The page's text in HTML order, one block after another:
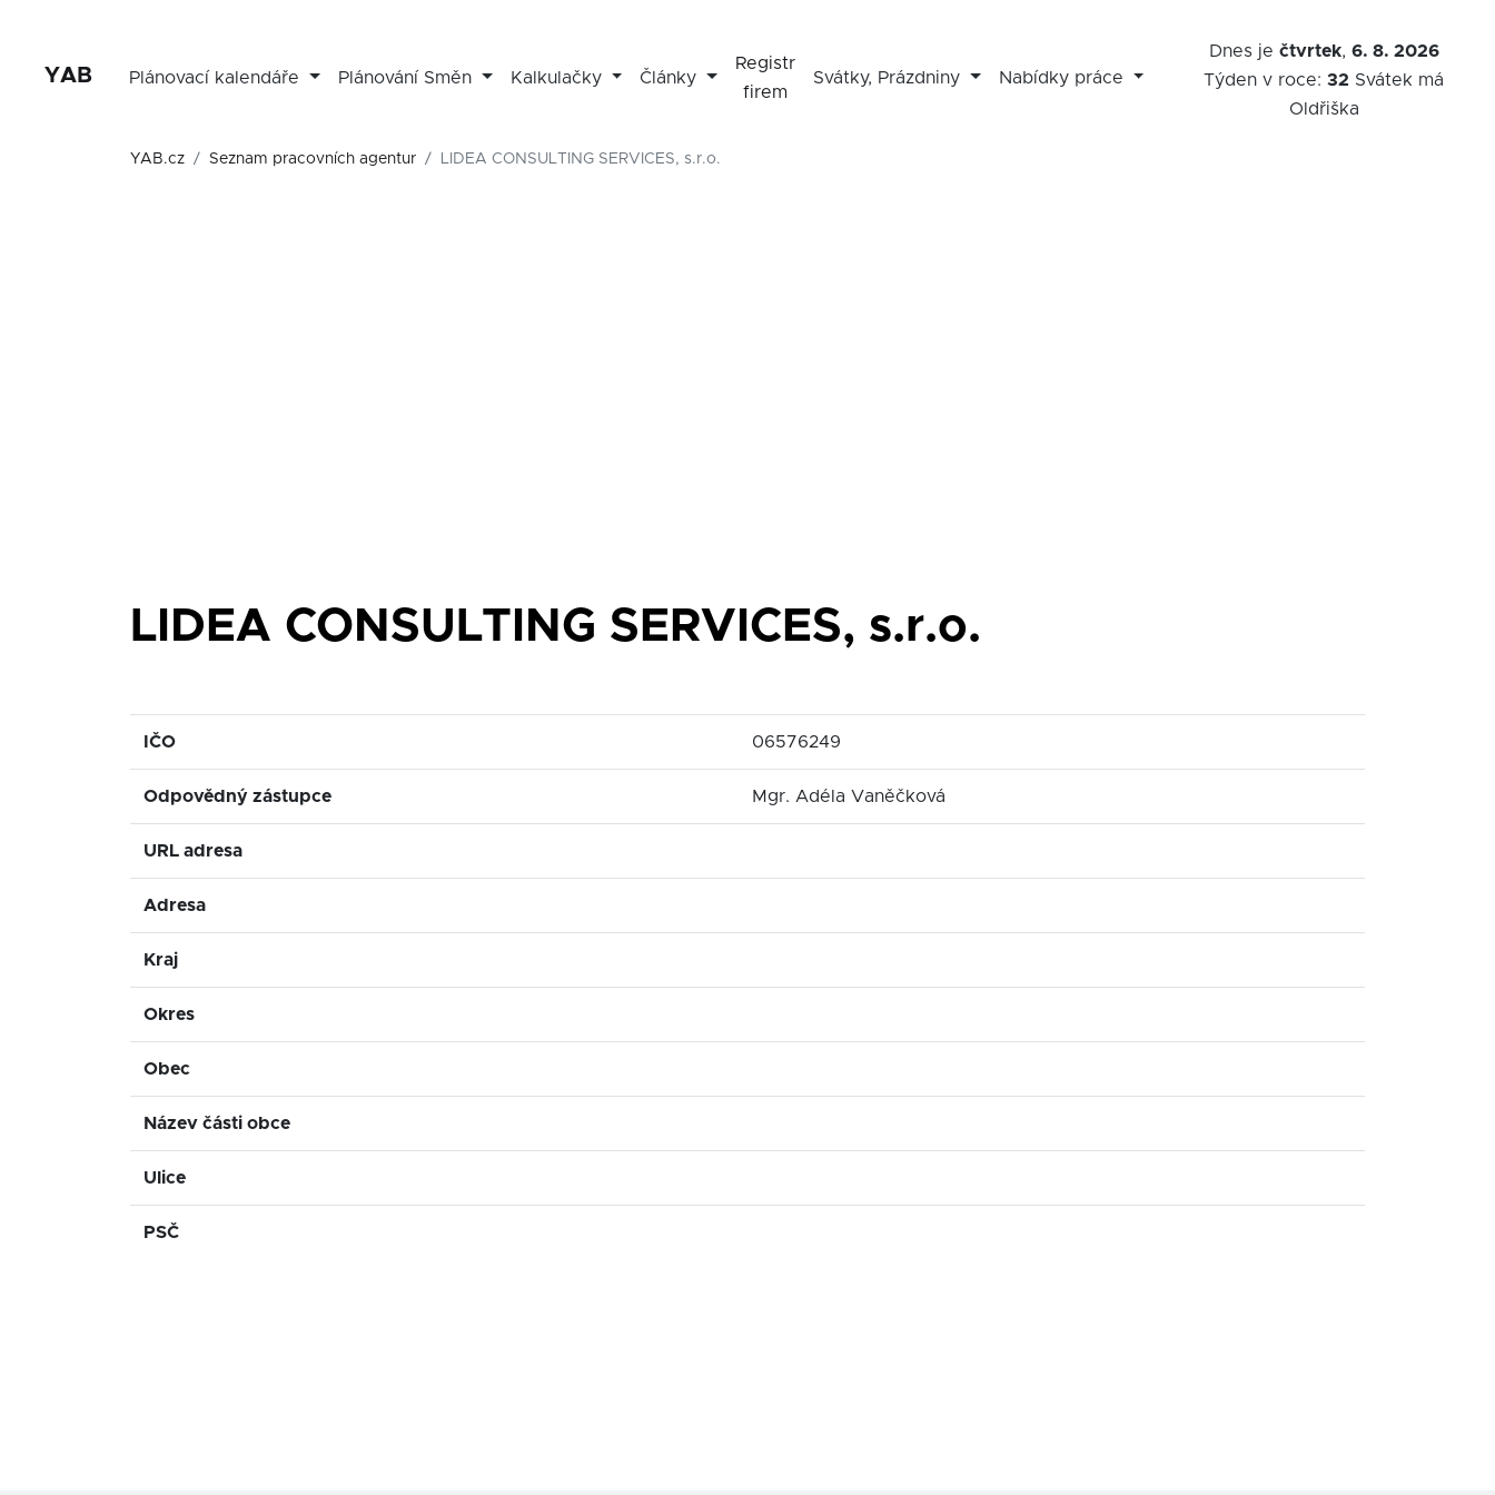
YAB Plánovací kalendáře Plánování Směn Kalkulačky Články
Registr
firem
Svátky, Prázdniny Nabídky práce
Dnes je čtvrtek, 6. 8. 2026
Týden v roce:32 Svátek má
Oldřiška
YAB.cz Seznam pracovních agentur LIDEA CONSULTING SERVICES, s.r.o.
LIDEA CONSULTING SERVICES, s.r.o.
IČO 06576249
Odpovědný zástupce Mgr. Adéla Vaněčková
URL adresa
Adresa
Kraj
Okres
Obec
Název části obce
Ulice
PSČ